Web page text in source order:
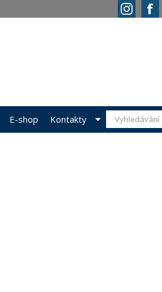
E-shop Kontakty